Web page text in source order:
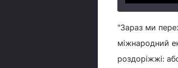
"Зараз ми
міжнародний
роздоріжжі: